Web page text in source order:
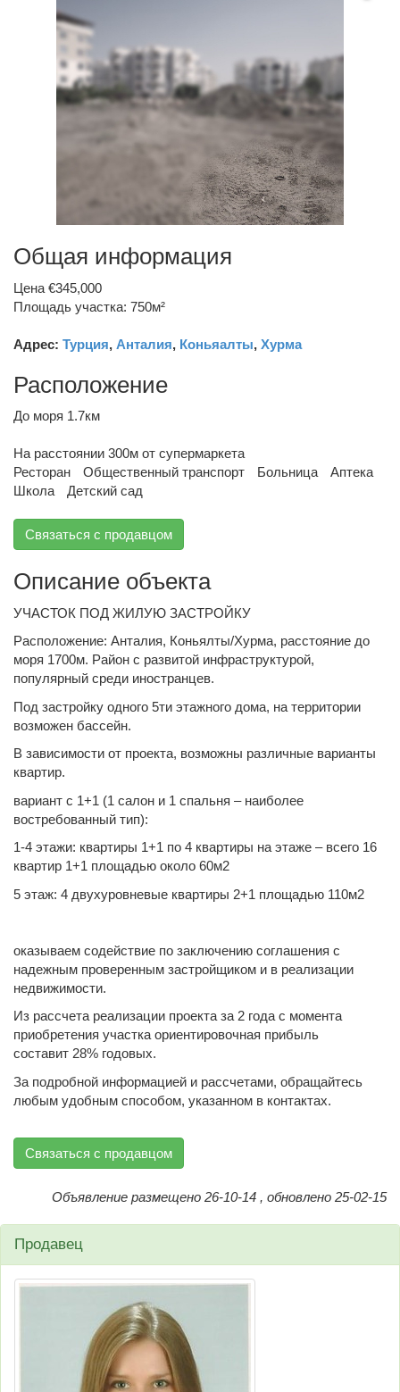
Общая информация
Цена €345,000
Площадь участка: 750м²
Адрес: Турция, Анталия, Коньяалты, Хурма
Расположение
До моря 1.7км
На расстоянии 300м от супермаркета
Ресторан
Общественный транспорт Больница
Аптека
Школа
Детский сад
Связаться с продавцом
Описание объекта
УЧАСТОК ПОД ЖИЛУЮ ЗАСТРОЙКУ
Расположение: Анталия, Коньялты/Хурма, расстояние до
моря 1700м. Район с развитой инфраструктурой,
популярный среди иностранцев.
Под застройку одного 5ти этажного дома, на территории
возможен бассейн.
В зависимости от проекта, возможны различные варианты
квартир.
вариант с 1+1 (1 салон и 1 спальня – наиболее
востребованный тип):
1-4 этажи: квартиры 1+1 по 4 квартиры на этаже – всего 16
квартир 1+1 площадью около 60м2
5 этаж: 4 двухуровневые квартиры 2+1 площадью 110м2
оказываем содействие по заключению соглашения с
надежным проверенным застройщиком и в реализации
недвижимости.
Из рассчета реализации проекта за 2 года с момента
приобретения участка ориентировочная прибыль
составит 28% годовых.
За подробной информацией и рассчетами, обращайтесь
любым удобным способом, указанном в контактах.
Связаться с продавцом
Объявление размещено 26-10-14 , обновлено 25-02-15
Продавец